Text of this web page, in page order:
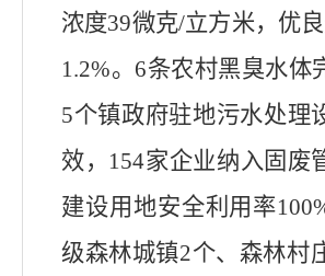
浓度39微克/立方米，优
1.2%。6条农村黑臭水体
5个镇政府驻地污水处理
效， 154家企业纳入固废
建设用地安全利用率
级森林城镇2个、森林村